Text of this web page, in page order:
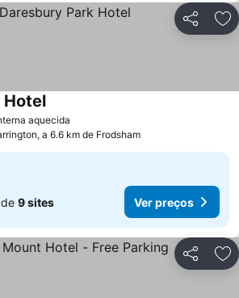
Partilhar
aquecida
HotelVer preços
a 6.6 km de Frodsham
9 sites Ver preços
Partilhar